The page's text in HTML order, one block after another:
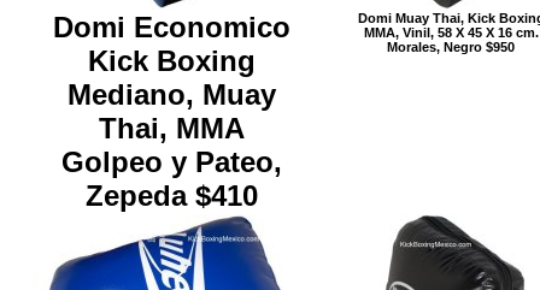
Domi Economico
Kick Boxing
Mediano, Muay
Thai, MMA
Golpeo y Pateo,
Zepeda $410
Domi Muay Thai, Kick
MMA, Vinil, 58 X 45 X 16 cm.
Morales, Negro $950